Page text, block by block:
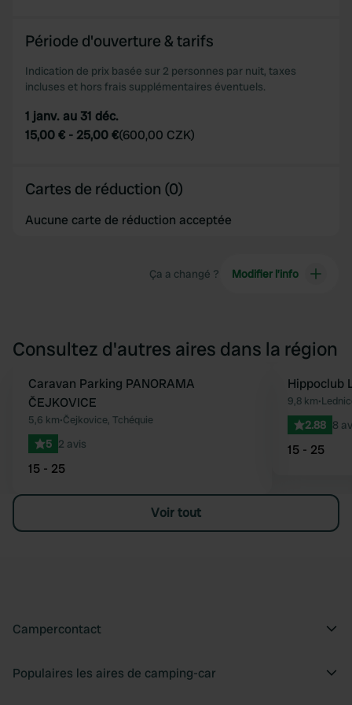
Période d'ouverture & tarifs
Indication de prix basée sur 2 personnes par nuit, taxes
incluses et hors frais supplémentaires éventuels.
1 janv. au 31 déc.
15,00 € - 25,00 €(600,00 CZK)
Cartes de réduction (0)
Aucune carte de réduction acceptée
Ça a changé ? Modifier l’info
Consultez d'autres aires dans la région
Préféré
Caravan Parking PANORAMA
ČEJKOVICE
5,6 km•Čejkovice, Tchéquie
5 2 avis
15 - 25
Hippoclub
9,8 km•
2.88 8
15 - 25
Voir tout
Campercontact
Populaires les aires de camping-car